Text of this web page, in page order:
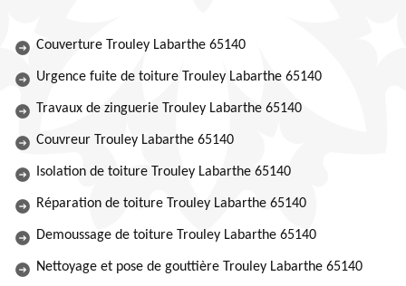
Couverture Trouley Labarthe 65140
Urgence fuite de toiture Trouley Labarthe 65140
Travaux de zinguerie Trouley Labarthe 65140
Couvreur Trouley Labarthe 65140
Isolation de toiture Trouley Labarthe 65140
Réparation de toiture Trouley Labarthe 65140
Demoussage de toiture Trouley Labarthe 65140
Nettoyage et pose de gouttière Trouley Labarthe 65140